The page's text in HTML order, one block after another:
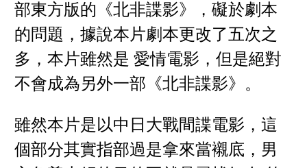
部東方版的《北非諜影》，礙於劇本
的問題，據說本片劇本更改了五次之
多，本片雖然是 愛情電影，但是絕對
不會成為另外一部《北非諜影》。
雖然本片是以中日大戰間諜電影，這
個部分其實指部過是拿來當襯底，男